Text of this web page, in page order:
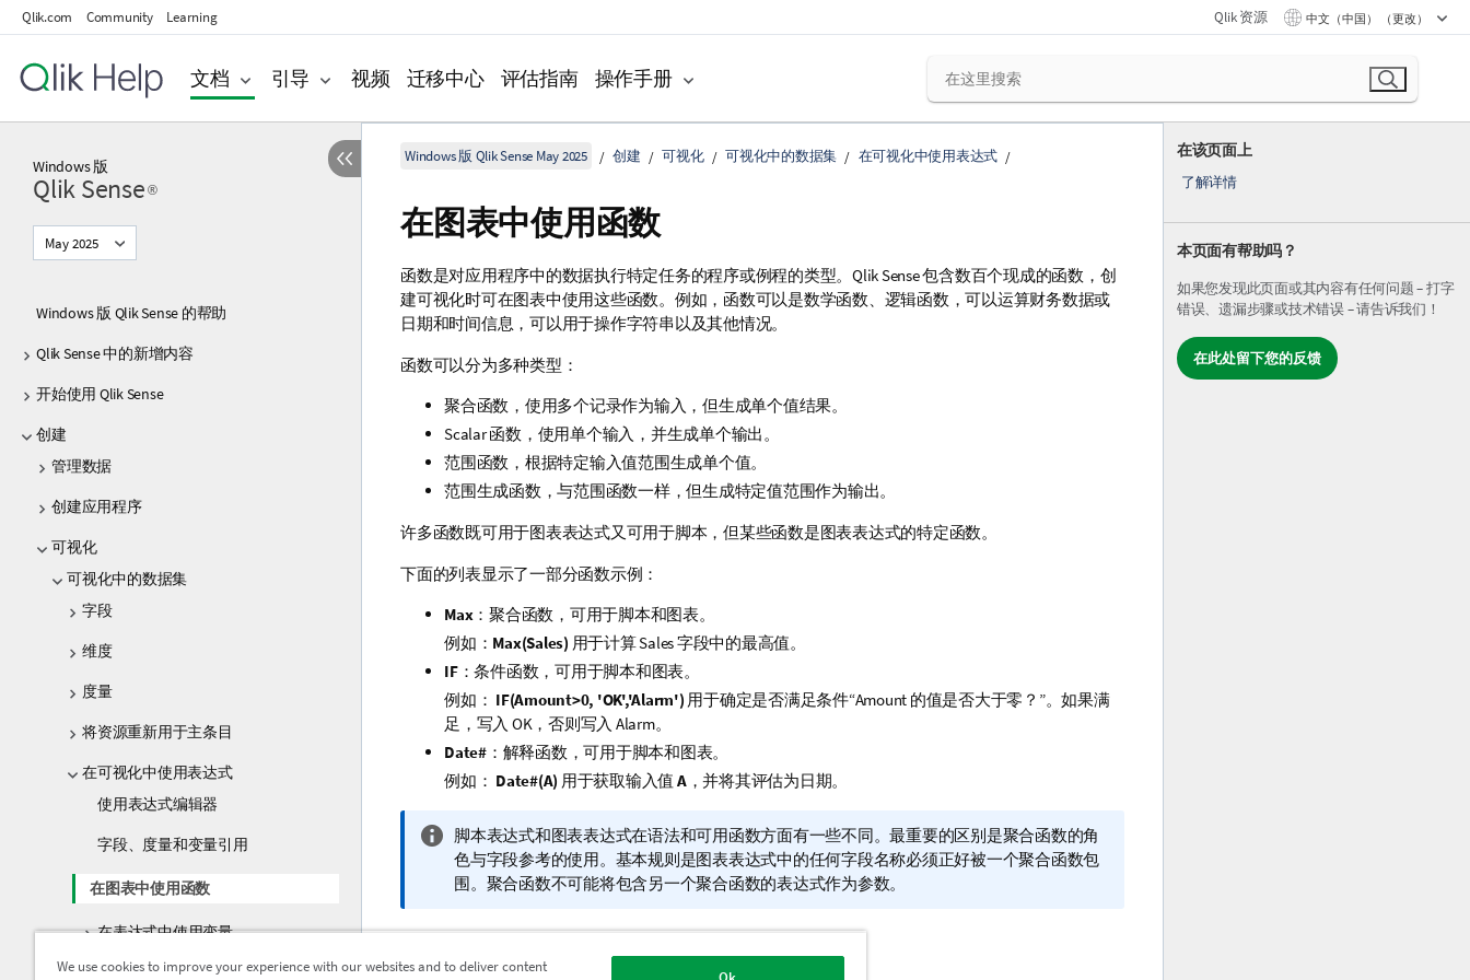
Qlik.com Community Learning Qlik 资源 中文（中国） （更改）
文档 引导 视频 迁移中心 评估指南 操作手册
Windows版
Qlik Sense ®
May 2025
Windows 版 Qlik Sense 的帮助
Qlik Sense 中的新增内容
开始使用 Qlik Sense
创建
管理数据
创建应用程序
可视化
可视化中的数据集
字段
维度
度量
将资源重新用于主条目
在可视化中使用表达式
使用表达式编辑器
字段、度量和变量引用
在图表中使用函数
在表达式中使用变量
在该页面上
了解详情
本页面有帮助吗？
如果您发现此页面或其内容有任何问题 – 打字
错误、遗漏步骤或技术错误 – 请告诉我们！
在此处留下您的反馈
Windows 版 Qlik Sense May 2025 创建 可视化 可视化中的数据集 在可视化中使用表达式
在图表中使用函数
函数是对应用程序中的数据执行特定任务的程序或例程的类型。 Qlik Sense包含数百个现成的函数，创
建可视化时可在图表中使用这些函数。例如，函数可以是数学函数、逻辑函数，可以运算财务数据或
日期和时间信息，可以用于操作字符串以及其他情况。
函数可以分为多种类型：
聚合函数，使用多个记录作为输入，但生成单个值结果。
Scalar 函数，使用单个输入，并生成单个输出。
范围函数，根据特定输入值范围生成单个值。
范围生成函数，与范围函数一样，但生成特定值范围作为输出。
许多函数既可用于图表表达式又可用于脚本，但某些函数是图表表达式的特定函数。
下面的列表显示了一部分函数示例：
Max：聚合函数，可用于脚本和图表。
例如： Max(Sales) 用于计算Sales字段中的最高值。
IF：条件函数，可用于脚本和图表。
例如： IF(Amount>0, 'OK','Alarm') 用于确定是否满足条件“Amount 的值是否大于零？”。如果满
足，写入 OK，否则写入 Alarm。
Date#：解释函数，可用于脚本和图表。
例如： Date#(A) 用于获取输入值 A，并将其评估为日期。
信
息
注
脚本表达式和图表表达式在语法和可用函数方面有一些不同。最重要的区别是聚合函数的角
色与字段参考的使用。基本规则是图表表达式中的任何字段名称必须正好被一个聚合函数包
围。聚合函数不可能将包含另一个聚合函数的表达式作为参数。
We use cookies to improve your experience with our websites and to deliver content